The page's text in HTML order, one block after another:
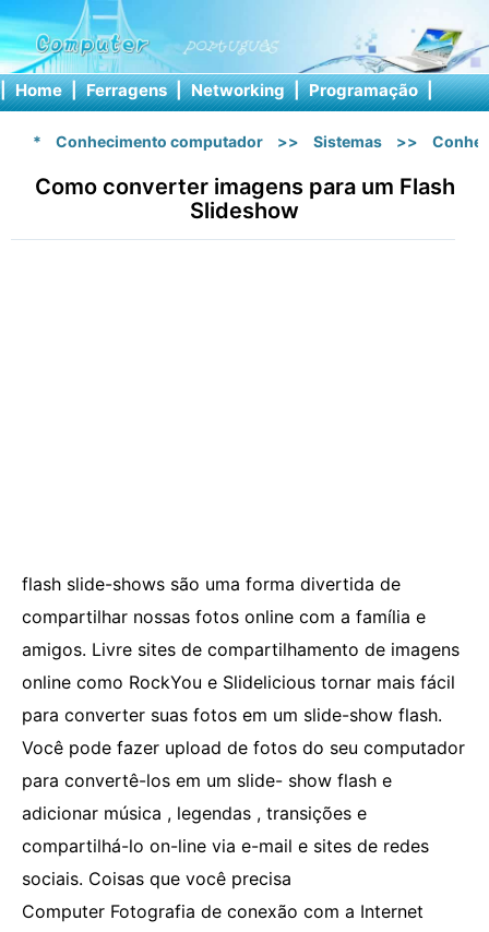
| Home | Ferragens | Networking | Programação |
* Conhecimento computador >> Sistemas >>
Como converter imagens para um Flash
Slideshow
flash slide-shows são uma forma divertida de
compartilhar nossas fotos online com a família e
amigos. Livre sites de compartilhamento de imagens
online como RockYou e Slidelicious tornar mais fácil
para converter suas fotos em um slide-show flash.
Você pode fazer upload de fotos do seu computador
para convertê-los em um slide- show flash e
adicionar música , legendas , transições e
compartilhá-lo on-line via e-mail e sites de redes
sociais. Coisas que você precisa
Computer Fotografia de conexão com a Internet